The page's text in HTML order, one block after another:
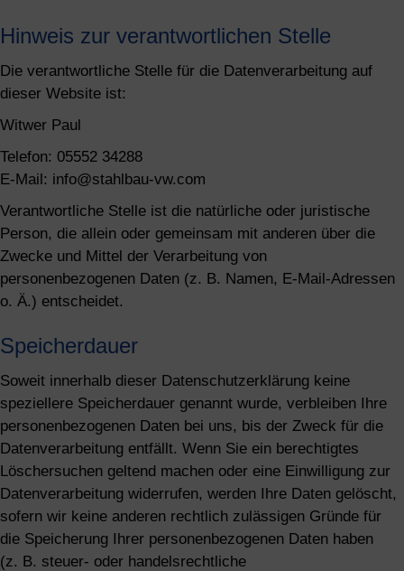
Hinweis zur verantwortlichen Stelle
Die verantwortliche Stelle für die Datenverarbeitung auf
dieser Website ist:
Witwer Paul
Telefon: 05552 34288
E-Mail: info@stahlbau-vw.com
Verantwortliche Stelle ist die natürliche oder juristische
Person, die allein oder gemeinsam mit anderen über die
Zwecke und Mittel der Verarbeitung von
personenbezogenen Daten (z. B. Namen, E-Mail-Adressen
o. Ä.) entscheidet.
Speicherdauer
Soweit innerhalb dieser Datenschutzerklärung keine
speziellere Speicherdauer genannt wurde, verbleiben Ihre
personenbezogenen Daten bei uns, bis der Zweck für die
Datenverarbeitung entfällt. Wenn Sie ein berechtigtes
Löschersuchen geltend machen oder eine Einwilligung zur
Datenverarbeitung widerrufen, werden Ihre Daten gelöscht,
sofern wir keine anderen rechtlich zulässigen Gründe für
die Speicherung Ihrer personenbezogenen Daten haben
(z. B. steuer- oder handelsrechtliche